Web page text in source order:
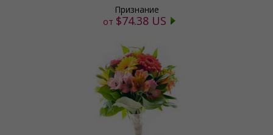
Признание
от $74.38 US